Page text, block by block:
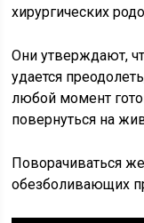
хирургических
Они утверждают,
удается
любой момент
повернуться на
Поворачиваться
обезболивающих